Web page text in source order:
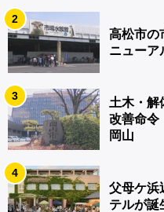
2
高松市
ニューア
3
土木・解
改善命
岡山
4
父母ケ浜
テルが